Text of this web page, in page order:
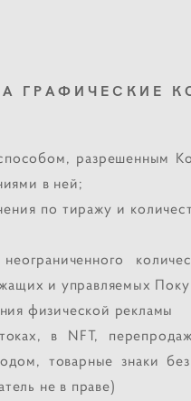
ГРАФИЧЕСКИЕ
разрешенным
в ней;
по тиражу и
и управляемых
физической рекламы
в NFT,
товарные знаки
не в праве)